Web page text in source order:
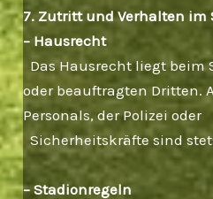
7. Zutritt und Verhalten im
– Hausrecht
Das Hausrecht liegt beim
oder beauftragten Dritten.
Personals, der Polizei oder
Sicherheitskräfte sind
– Stadionregeln